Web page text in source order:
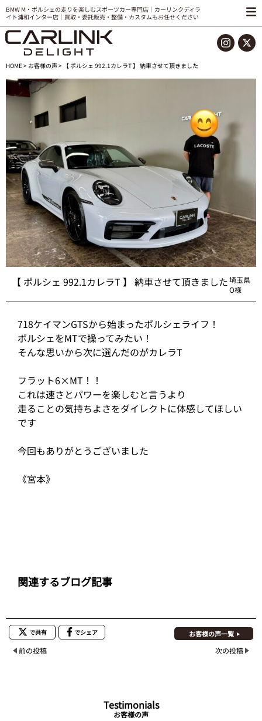
BMW M・ポルシェの走りを楽しむスポーツカー専門店｜カーリンクディラ
イト浦和インター店｜買取・委託販売・整備・カスタムもお任せください
HOME> お客様の声> 【 ポルシェ 992.1カレラT 】 納車させて頂きました
【 ポルシェ 992.1カレラT 】 納車させて頂きました埼玉県
O様
718ケイマンGTSから始まったポルシェライフ！
ポルシェをMTで操ってみたい！
そんな思いから次に選んだのがカレラT
フラット6×MT！！
これは速さとパワーを楽しむと言うより
走ることの気持ちよさをダイレクトに体感してほしい
です
今回もありがとうございました
《宮本》
関連するブログ記事
で共有 でシェア お客様の声一覧
前の投稿 次の投稿
Testimonials
お客様の声